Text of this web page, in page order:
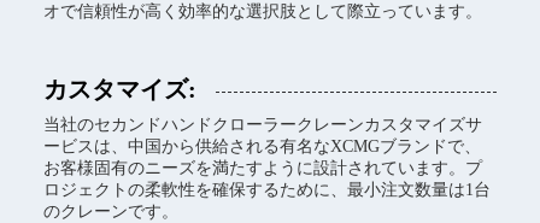
オで信頼性が高く効率的な選択肢として際立っています。
カスタマイズ:
当社のセカンドハンドクローラークレーンカスタマイズサ
ービスは、中国から供給される有名なXCMGブランドで、
お客様固有のニーズを満たすように設計されています。プ
ロジェクトの柔軟性を確保するために、最小注文数量は1台
のクレーンです。